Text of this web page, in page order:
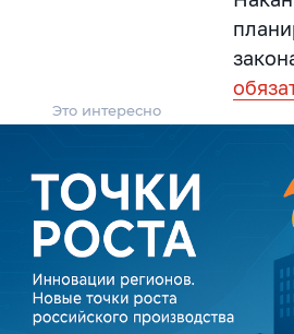
Это интересно